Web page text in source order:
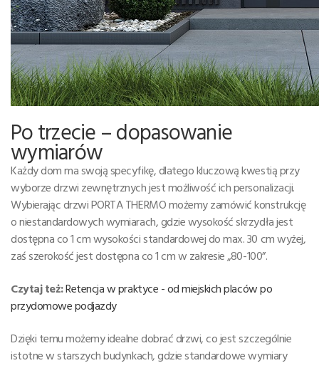
Po trzecie – dopasowanie
wymiarów
Każdy dom ma swoją specyfikę, dlatego kluczową kwestią przy
wyborze drzwi zewnętrznych jest możliwość ich personalizacji.
Wybierając drzwi PORTA THERMO możemy zamówić konstrukcję
o niestandardowych wymiarach, gdzie wysokość skrzydła jest
dostępna co 1 cm wysokości standardowej do max. 30 cm wyżej,
zaś szerokość jest dostępna co 1 cm w zakresie „80-100”.
Czytaj też:Retencja w praktyce - od miejskich placów po
przydomowe podjazdy
Dzięki temu możemy idealne dobrać drzwi, co jest szczególnie
istotne w starszych budynkach, gdzie standardowe wymiary